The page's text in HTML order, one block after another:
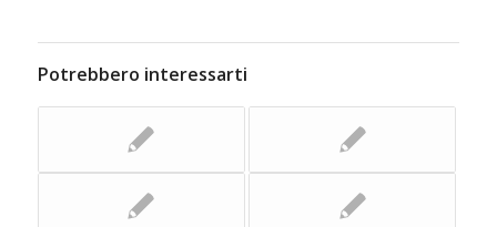
Potrebbero interessarti